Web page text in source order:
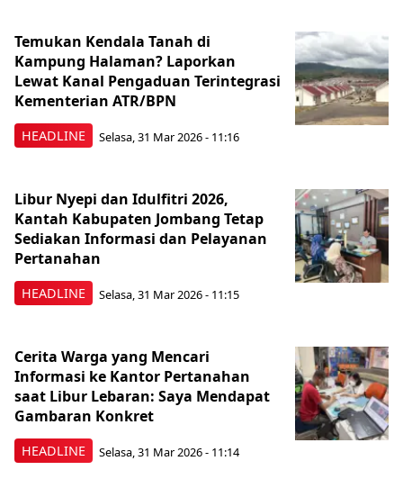
HEADLINE
Temukan Kendala Tanah di
Kampung Halaman? Laporkan
Lewat Kanal Pengaduan Terintegrasi
Kementerian ATR/BPN
Selasa, 31 Mar 2026 - 11:16
HEADLINE
Libur Nyepi dan Idulfitri 2026,
Kantah Kabupaten Jombang Tetap
Sediakan Informasi dan Pelayanan
Pertanahan
Selasa, 31 Mar 2026 - 11:15
HEADLINE
Cerita Warga yang Mencari
Informasi ke Kantor Pertanahan
saat Libur Lebaran: Saya Mendapat
Gambaran Konkret
Selasa, 31 Mar 2026 - 11:14